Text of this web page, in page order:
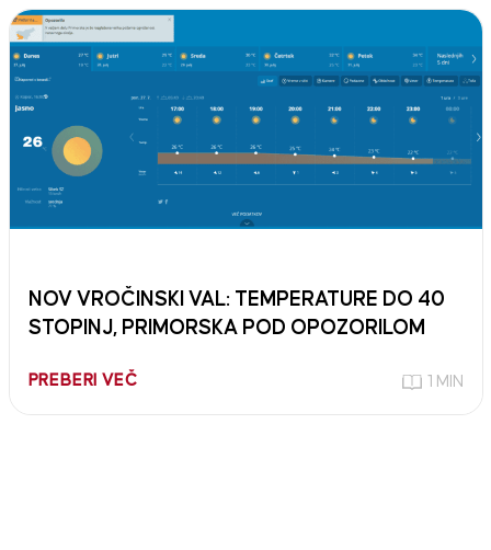
NOV VROČINSKI VAL: TEMPERATURE DO 40
STOPINJ, PRIMORSKA POD OPOZORILOM
PREBERI VEČ 1 MIN